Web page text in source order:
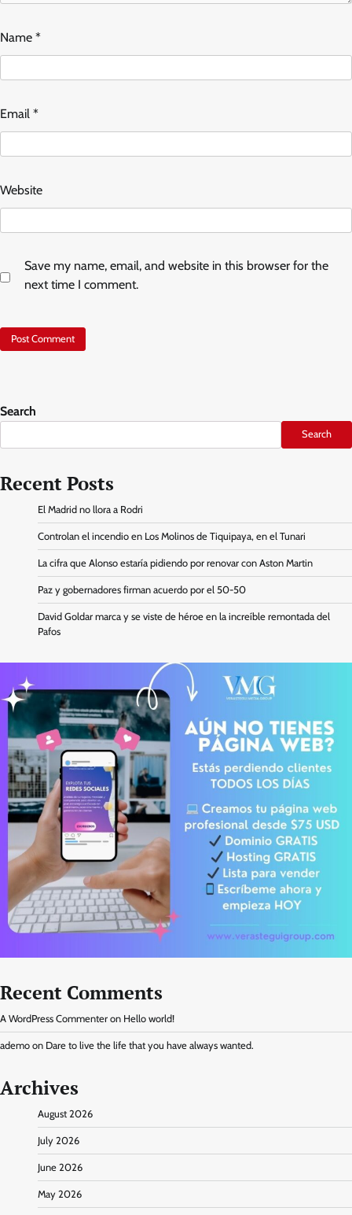
Name *
Email *
Website
Save my name, email, and website in this browser for the
next time I comment.
Search
Search
Recent Posts
El Madrid no llora a Rodri
Controlan el incendio en Los Molinos de Tiquipaya, en el Tunari
La cifra que Alonso estaría pidiendo por renovar con Aston Martin
Paz y gobernadores firman acuerdo por el 50-50
David Goldar marca y se viste de héroe en la increíble remontada del
Pafos
Recent Comments
A WordPress Commenter on Hello world!
ademo on Dare to live the life that you have always wanted.
Archives
August 2026
July 2026
June 2026
May 2026